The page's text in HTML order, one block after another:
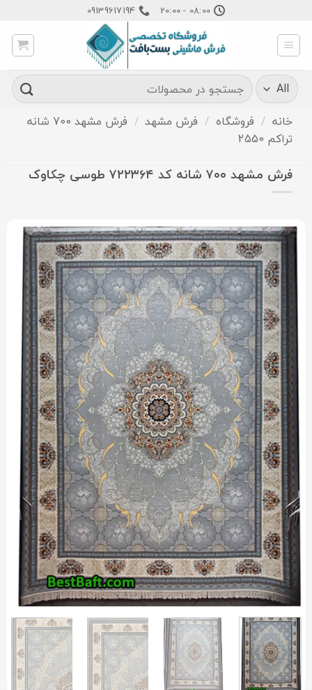
content
08:00 - 20:00
09139617194
جستجو
برای:
خانه / فروشگاه / فرش مشهد /
فرش مشهد 700 شانه
تراکم 2550
فرش مشهد ۷۰۰ شانه کد ۷۲۲۳۶۴ طوسی چکاوک